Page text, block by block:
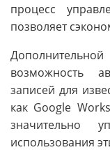
процесс
позволяет
возможность
записей для
как Google
значительно
использования